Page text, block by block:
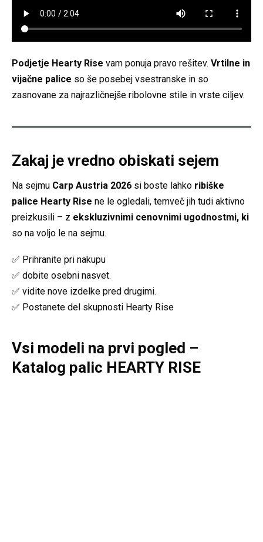
Podjetje Hearty Rise vam ponuja pravo rešitev. Vrtilne in
vijačne palice so še posebej vsestranske in so
zasnovane za najrazličnejše ribolovne stile in vrste ciljev.
Zakaj je vredno obiskati sejem
Na sejmu Carp Austria 2026 si boste lahko ribiške
palice Hearty Rise ne le ogledali, temveč jih tudi aktivno
preizkusili – z ekskluzivnimi cenovnimi ugodnostmi, ki
so na voljo le na sejmu.
✅ Prihranite pri nakupu
✅ dobite osebni nasvet.
✅ vidite nove izdelke pred drugimi.
✅ Postanete del skupnosti Hearty Rise
Vsi modeli na prvi pogled –
Katalog palic HEARTY RISE